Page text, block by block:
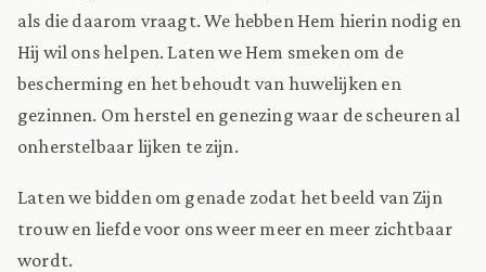
als die daarom vraagt. We hebben Hem hierin nodig en
Hij wil ons helpen. Laten we Hem smeken om de
bescherming en het behoudt van huwelijken en
gezinnen. Om herstel en genezing waar de scheuren al
onherstelbaar lijken te zijn.
Laten we bidden om genade zodat het beeld van Zijn
trouw en liefde voor ons weer meer en meer zichtbaar
wordt.